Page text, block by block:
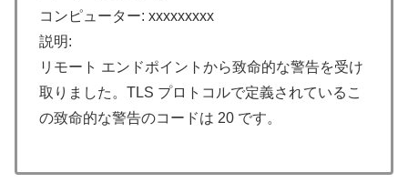
コンピューター: xxxxxxxxx
説明:
リモート エンドポイントから致命的な警告を受け
取りました。TLS プロトコルで定義されているこ
の致命的な警告のコードは 20 です。